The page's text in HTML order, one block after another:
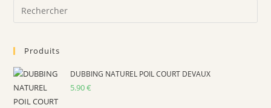
Produits
DUBBING NATUREL POIL COURT DEVAUX
5.90€